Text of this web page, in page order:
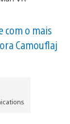
o mais
Camouflaj